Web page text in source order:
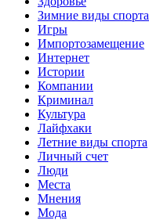
Зимние виды спорта
Игры
Импортозамещение
Интернет
Истории
Компании
Криминал
Культура
Лайфхаки
Летние виды спорта
Личный счет
Люди
Места
Мнения
Мода